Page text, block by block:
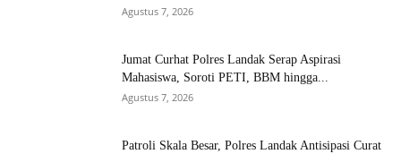
Agustus 7, 2026
Jumat Curhat Polres Landak Serap Aspirasi
Mahasiswa, Soroti PETI, BBM hingga...
Agustus 7, 2026
Patroli Skala Besar, Polres Landak Antisipasi Curat